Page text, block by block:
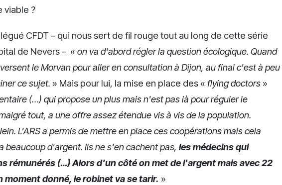
viable ?
CFDT – qui nous sert de fil rouge tout au long de cette série
de Nevers – « on va d'abord régler la question écologique. Quand
le Morvan pour aller en consultation à Dijon, au final c'est à peu
ce sujet. » Mais pour lui, la mise en place des « flying doctors »
(…) qui propose un plus mais n'est pas là pour réguler le
tout, a une offre assez étendue vis à vis de la population.
L'ARS a permis de mettre en place ces coopérations mais cela
beaucoup d'argent. Ils ne s'en cachent pas, les médecins qui
rémunérés (…) Alors d'un côté on met de l'argent mais avec 22
moment donné, le robinet va se tarir. »